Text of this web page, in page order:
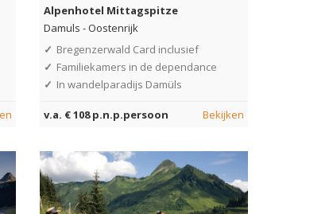
Alpenhotel Mittagspitze
Damuls -Oostenrijk
✓ Bregenzerwald Card inclusief
✓ Familiekamers in de dependance
✓ In wandelparadijs Damüls
v.a. € 108 p.n.p.persoon Bekijken